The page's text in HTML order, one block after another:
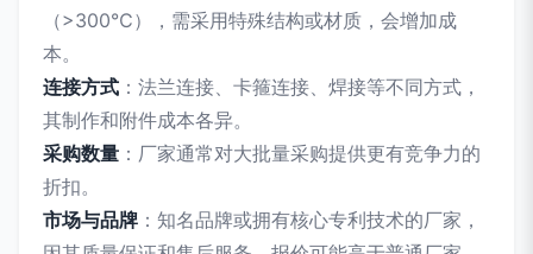
（>300℃），需采用特殊结构或材质，会增加成
本。
连接方式 ：法兰连接、卡箍连接、焊接等不同方式，
其制作和附件成本各异。
采购数量 ：厂家通常对大批量采购提供更有竞争力的
折扣。
市场与品牌 ：知名品牌或拥有核心专利技术的厂家，